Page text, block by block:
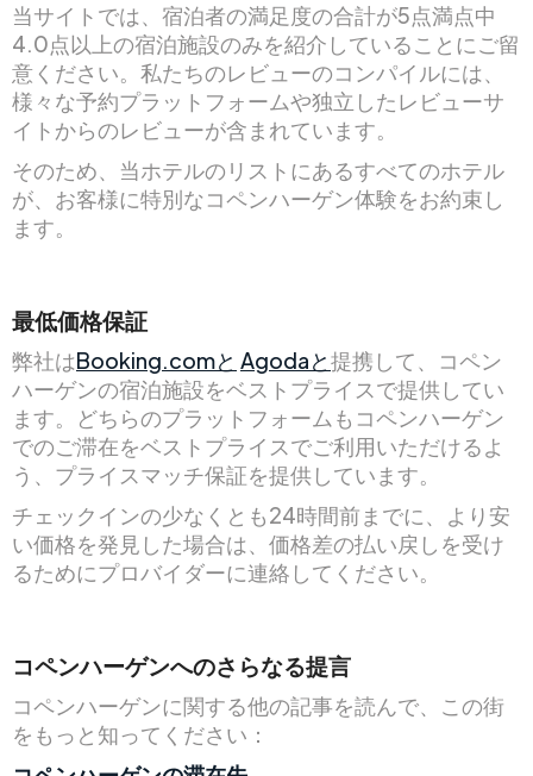
当サイトでは、宿泊者の満足度の合計が5点満点中
4.0点以上の宿泊施設のみを紹介していることにご留
意ください。私たちのレビューのコンパイルには、
様々な予約プラットフォームや独立したレビューサ
イトからのレビューが含まれています。
そのため、当ホテルのリストにあるすべてのホテル
が、お客様に特別なコペンハーゲン体験をお約束し
ます。
最低価格保証
弊社はBooking.comと Agodaと提携して、コペン
ハーゲンの宿泊施設をベストプライスで提供してい
ます。どちらのプラットフォームもコペンハーゲン
でのご滞在をベストプライスでご利用いただけるよ
う、プライスマッチ保証を提供しています。
チェックインの少なくとも24時間前までに、より安
い価格を発見した場合は、価格差の払い戻しを受け
るためにプロバイダーに連絡してください。
コペンハーゲンへのさらなる提言
コペンハーゲンに関する他の記事を読んで、この街
をもっと知ってください：